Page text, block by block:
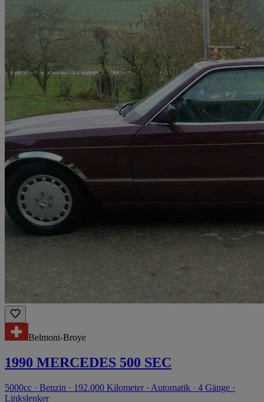
Belmont-Broye
1990 MERCEDES 500 SEC
5000cc · Benzin · 192.000 Kilometer · Automatik · 4 Gänge ·
Linkslenker